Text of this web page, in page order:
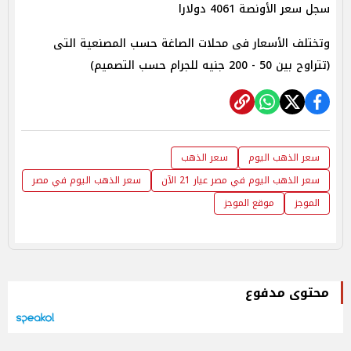
سجل سعر الأونصة 4061 دولارا
وتختلف الأسعار فى محلات الصاغة حسب المصنعية التى
(تتراوح بين 50 - 200 جنيه للجرام حسب التصميم)
سعر الذهب اليوم
سعر الذهب
سعر الذهب اليوم في مصر عيار 21 الآن
سعر الذهب اليوم في مصر
الموجز
موقع الموجز
محتوى مدفوع